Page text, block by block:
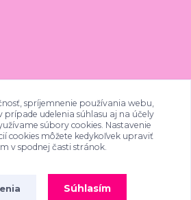
spríjemnenie používania webu,
prípade udelenia súhlasu aj na účely
súbory cookies. Nastavenie
cookies môžete kedykoľvek upraviť
v spodnej časti stránok.
Súhlasím